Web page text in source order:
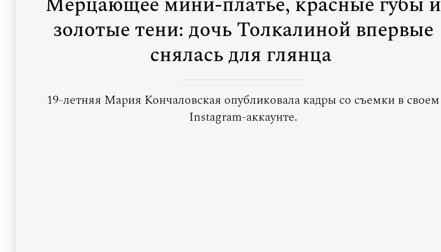
золотые тени: дочь Толкалиной впервые
снялась для глянца
19-летняя Мария Кончаловская опубликовала кадры со съемки в своем
Instagram-аккаунте.